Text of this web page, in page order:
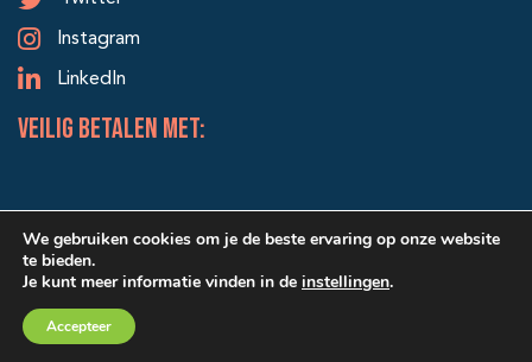
Instagram
LinkedIn
veilig betalen met:
© 2026 Alle rechten voorbehouden | Ontwerp & realisatie:
We gebruiken cookies om je de beste ervaring op onze website
te bieden.
Je kunt meer informatie vinden in de instellingen.
Accepteer